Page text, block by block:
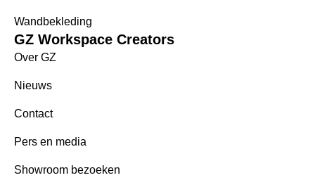
Wandbekleding
GZ Workspace Creators
Over GZ
Nieuws
Contact
Pers en media
Showroom bezoeken